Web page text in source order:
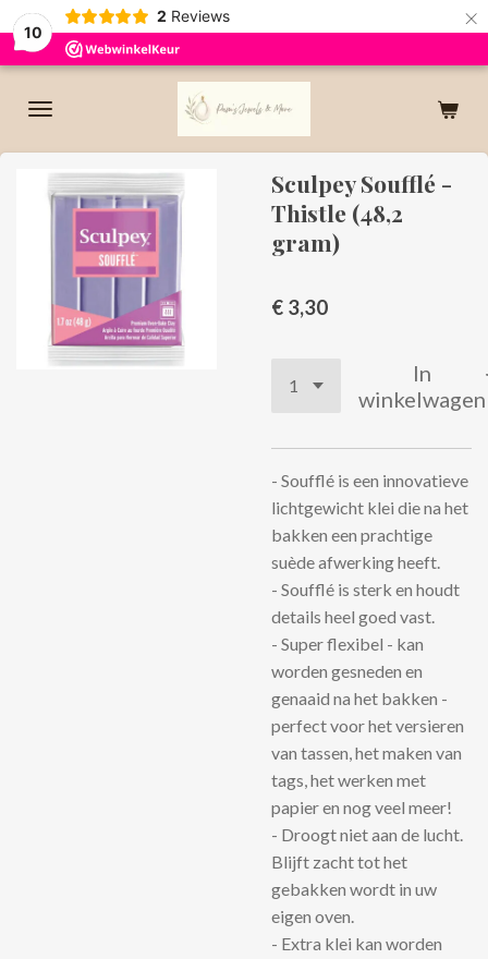
10
2 Reviews ×
Sculpey Soufflé -
Thistle (48,2
gram)
€ 3,30
In
winkelwagen
- Soufflé is een innovatieve
lichtgewicht klei die na het
bakken een prachtige
suède afwerking heeft.
- Soufflé is sterk en houdt
details heel goed vast.
- Super flexibel - kan
worden gesneden en
genaaid na het bakken -
perfect voor het versieren
van tassen, het maken van
tags, het werken met
papier en nog veel meer!
- Droogt niet aan de lucht.
Blijft zacht tot het
gebakken wordt in uw
eigen oven.
- Extra klei kan worden